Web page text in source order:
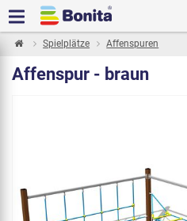
Spielplätze Affenspuren
Affenspur - braun